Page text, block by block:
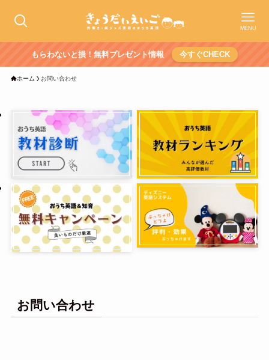
MENU
もらわないと損！無料プレゼント情報 今すぐCHECK
ホーム お問い合わせ
お問い合わせ